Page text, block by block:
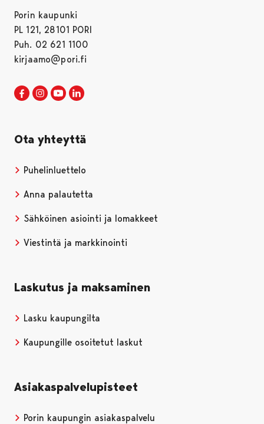
Porin kaupunki
PL 121, 28101 PORI
Puh. 02 621 1100
kirjaamo@pori.fi
Porin kaupunki Facebookissa
Avautuu uudessa välilehdessä
Porin kaupunki Instagramissa
Avautuu uudessa välilehdessä
Porin kaupunki Youtubessa
Avautuu uudessa välilehdessä
Ota yhteyttä
Puhelinluettelo
Anna palautetta
Sähköinen asiointi ja lomakkeet
Viestintä ja markkinointi
Laskutus ja maksaminen
Lasku kaupungilta
Kaupungille osoitetut laskut
Asiakaspalvelupisteet
Porin kaupungin asiakaspalvelu